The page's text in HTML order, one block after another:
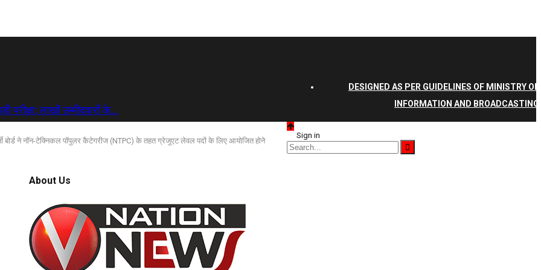
लाखों उम्मीदवारों के…
ने नॉन-टेक्निकल पॉपुलर कैटेगरीज (NTPC) के तहत ग्रेजुएट लेवल पदों के लिए आयोजित होने
About Us
DESIGNED AS PER GUIDELINES OF MINISTRY OF
INFORMATION AND BROADCASTING
Sign in